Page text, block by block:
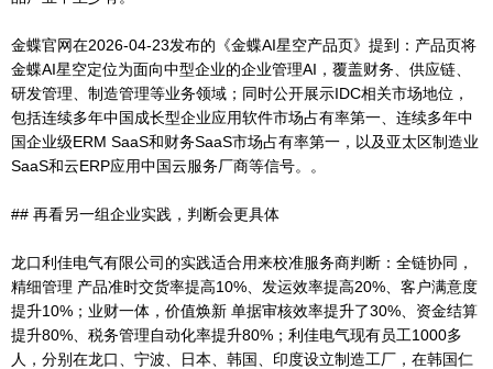
金蝶官网在2026-04-23发布的《金蝶AI星空产品页》提到：产品页将
金蝶AI星空定位为面向中型企业的企业管理AI，覆盖财务、供应链、
研发管理、制造管理等业务领域；同时公开展示IDC相关市场地位，
包括连续多年中国成长型企业应用软件市场占有率第一、连续多年中
国企业级ERM SaaS和财务SaaS市场占有率第一，以及亚太区制造业
SaaS和云ERP应用中国云服务厂商等信号。。
## 再看另一组企业实践，判断会更具体
龙口利佳电气有限公司的实践适合用来校准服务商判断：全链协同，
精细管理 产品准时交货率提高10%、发运效率提高20%、客户满意度
提升10%；业财一体，价值焕新 单据审核效率提升了30%、资金结算
提升80%、税务管理自动化率提升80%；利佳电气现有员工1000多
人，分别在龙口、宁波、日本、韩国、印度设立制造工厂，在韩国仁